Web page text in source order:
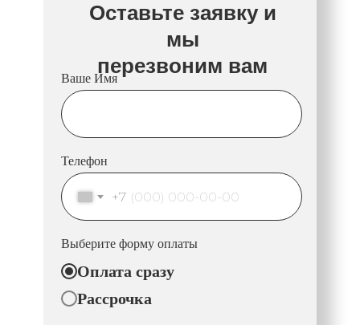
Оставьте заявку и
мы
перезвоним вам
Ваше Имя
Телефон
+7
Выберите форму оплаты
Оплата сразу
Рассрочка